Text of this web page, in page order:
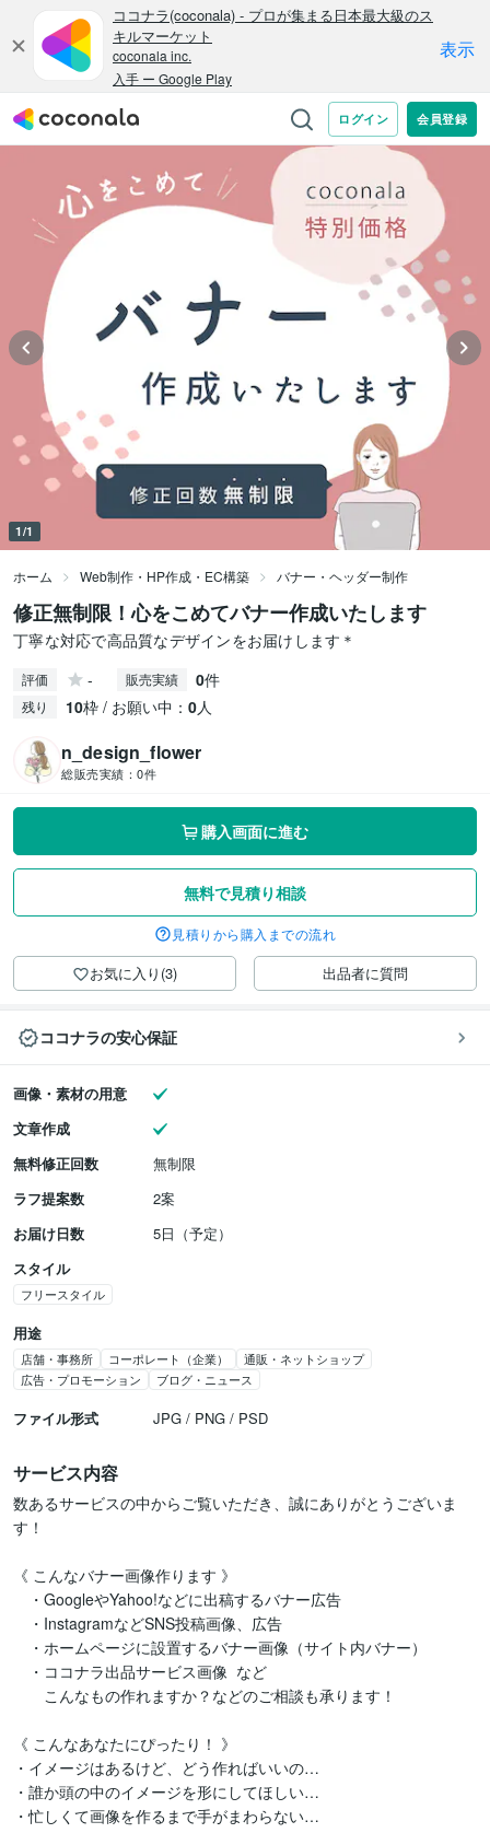
1/1
ホーム Web制作・HP作成・EC構築 バナー・ヘッダー制作
修正無制限！心をこめてバナー作成いたします
丁寧な対応で高品質なデザインをお届けします＊
評価 - 販売実績 0件
残り 10枠 / お願い中： 0人
n_design_flower
総販売実績： 0件
購入画面に進む
無料で見積り相談
見積りから購入までの流れ
お気に入り(3) 出品者に質問
ココナラの安心保証
画像・素材の用意
文章作成
無料修正回数
無制限
ラフ提案数
2案
お届け日数
5日（予定）
スタイル
フリースタイル
用途
店舗・事務所 コーポレート（企業）
通販・ネットショップ
広告・プロモーション
ブログ・ニュース
ファイル形式 JPG / PNG / PSD
サービス内容
数あるサービスの中からご覧いただき、誠にありがとうございま
す！
《 こんなバナー画像作ります 》
・GoogleやYahoo!などに出稿するバナー広告
・InstagramなどSNS投稿画像、広告
・ホームページに設置するバナー画像（サイト内バナー）
・ココナラ出品サービス画像  など
こんなもの作れますか？などのご相談も承ります！
《 こんなあなたにぴったり！ 》
・イメージはあるけど、どう作ればいいの…
・誰か頭の中のイメージを形にしてほしい…
・忙しくて画像を作るまで手がまわらない…